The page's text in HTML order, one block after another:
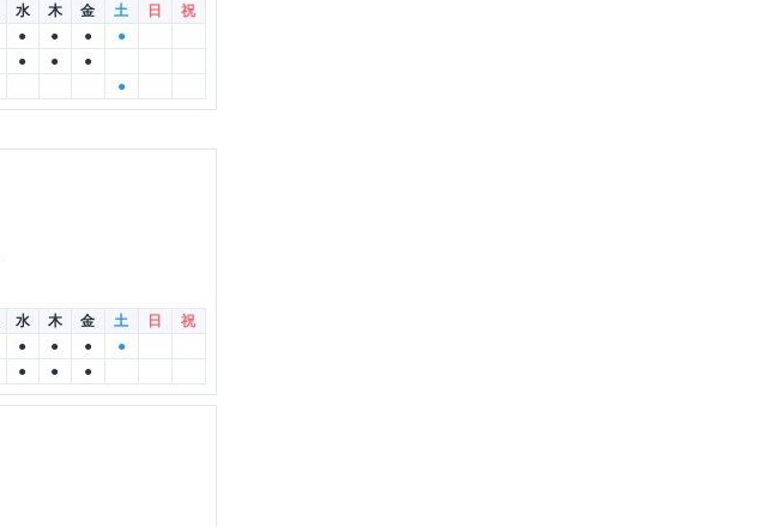
水 木 金 土 日
祝
● ● ●
●
● ●
●
●
水 木 金 土 日
祝
● ● ●
●
● ● ●